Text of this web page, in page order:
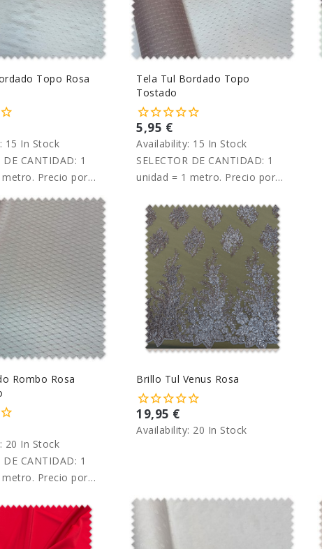
Topo Rosa
15 In Stock
DE CANTIDAD: 1
metro. Precio por
Tela Tul Bordado Topo
Tostado
5,95 €
Availability: 15 In Stock
SELECTOR DE CANTIDAD: 1
unidad = 1 metro. Precio por
Rombo Rosa
20 In Stock
DE CANTIDAD: 1
metro. Precio por
Brillo Tul Venus Rosa
19,95 €
Availability: 20 In Stock